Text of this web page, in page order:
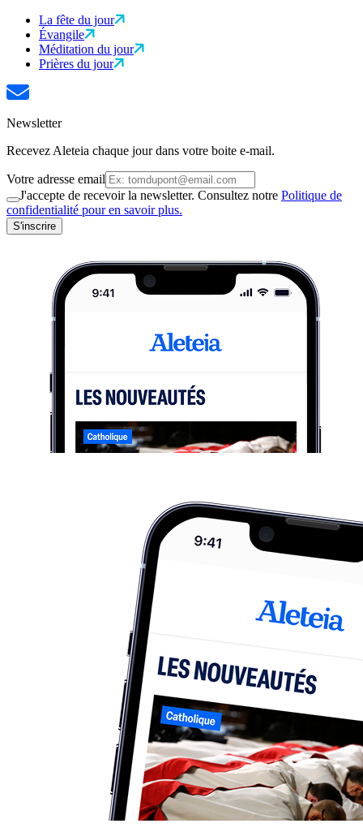
La fête du jour
Évangile
Méditation du jour
Prières du jour
Newsletter
Recevez Aleteia chaque jour dans votre boite e-mail.
Votre adresse email
J'accepte de recevoir la newsletter. Consultez notre Politique de
confidentialité pour en savoir plus.
S'inscrire